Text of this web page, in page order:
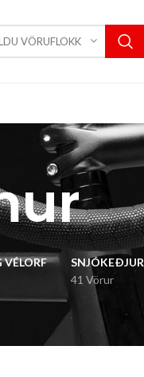
VÖRUFLOKK
VÉLORF
SNJÓKEÐJUR
41 Vörur